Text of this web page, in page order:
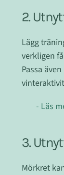
2.
Lägg
verkligen
Passa
- Läs
3.
Mörkret